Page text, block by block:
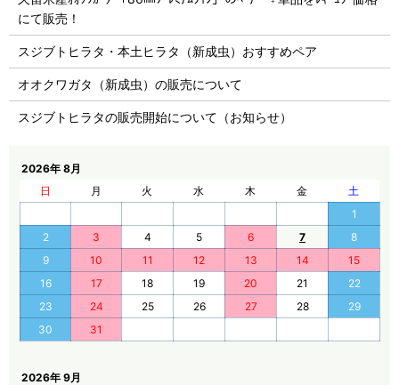
にて販売！
スジブトヒラタ・本土ヒラタ（新成虫）おすすめペア
オオクワガタ（新成虫）の販売について
スジブトヒラタの販売開始について（お知らせ）
2026年 8月
日
月 火 水 木 金
土
1
2
3 4 5 6 7
8
9
10 11 12 13 14
15
16
17 18 19 20 21
22
23
24 25 26 27 28
29
30
31
2026年 9月